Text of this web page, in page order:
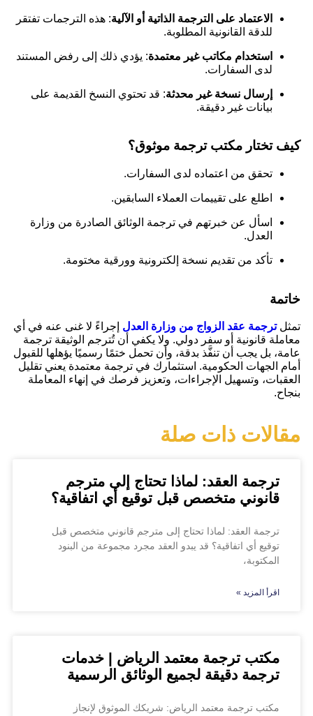
الاعتماد على الترجمة الذاتية أو الآلية: هذه الترجمات تفتقر
للدقة القانونية المطلوبة.
استخدام مكاتب غير معتمدة: يؤدي ذلك إلى رفض المستند
لدى السفارات.
إرسال نسخة غير محدثة: قد تحتوي النسخ القديمة على
بيانات غير دقيقة.
كيف تختار مكتب ترجمة موثوق؟
تحقق من اعتماده لدى السفارات.
اطلع على تقييمات العملاء السابقين.
اسأل عن خبرتهم في ترجمة الوثائق الصادرة من وزارة
العدل.
تأكد من تقديم نسخة إلكترونية وورقية مختومة.
خاتمة
تمثلترجمة عقد الزواج من وزارة العدل إجراءً لا غنى عنه في أي
معاملة قانونية أو سفر دولي. ولا يكفي أن تُترجم الوثيقة ترجمة
عامة، بل يجب أن تنفَّذ بدقة، وأن تحمل ختمًا رسميًا يؤهلها للقبول
أمام الجهات الحكومية. استثمارك في ترجمة معتمدة يعني تقليل
العقبات، وتسهيل الإجراءات، وتعزيز فرصك في إنهاء المعاملة
بنجاح.
مقالات ذات صلة
ترجمة العقد: لماذا تحتاج إلى مترجم
قانوني متخصص قبل توقيع أي اتفاقية؟
ترجمة العقد: لماذا تحتاج إلى مترجم قانوني متخصص قبل
توقيع أي اتفاقية؟ قد يبدو العقد مجرد مجموعة من البنود
المكتوبة،
اقرأ المزيد »
مكتب ترجمة معتمد الرياض | خدمات
ترجمة دقيقة لجميع الوثائق الرسمية
مكتب ترجمة معتمد الرياض: شريكك الموثوق لإنجاز